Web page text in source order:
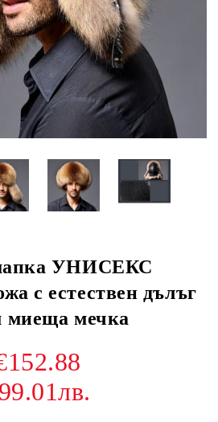
УНИСЕКС
с естествен дълъг
миеща мечка